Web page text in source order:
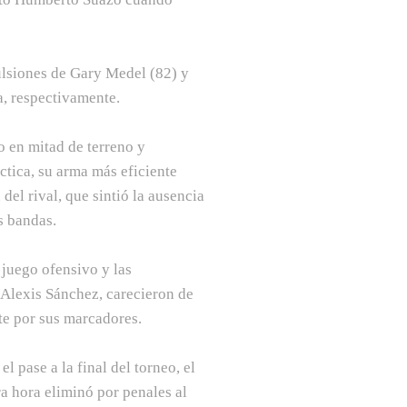
de Gary Medel (82) y
respectivamente.
en mitad de terreno y
su arma más eficiente
rival, que sintió la ausencia
bandas.
ofensivo y las
Sánchez, carecieron de
por sus marcadores.
pase a la final del torneo, el
hora eliminó por penales al